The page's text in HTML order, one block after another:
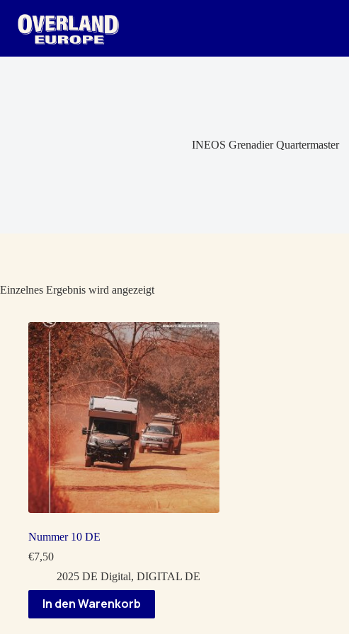
INEOS Grenadier Quartermaster
Einzelnes Ergebnis wird angezeigt
Nummer 10 DE
€7,50
2025 DE Digital, DIGITAL DE
In den Warenkorb